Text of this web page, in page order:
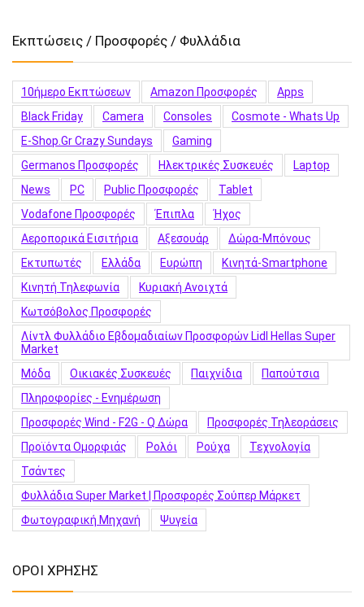
Εκπτώσεις / Προσφορές / Φυλλάδια
10ήμερο Εκπτώσεων Amazon Προσφορές
Apps
Black Friday
Camera Consoles
Cosmote - Whats Up
E-Shop.gr Crazy Sundays
Gaming
Germanos Προσφορές
Hλεκτρικές Συσκευές
Laptop
News
PC Public Προσφορές
Tablet
Vodafone Προσφορές
Έπιπλα
Ήχος
Αεροπορικά Εισιτήρια
Αξεσουάρ
Δώρα-Μπόνους
Εκτυπωτές
Ελλάδα Ευρώπη
Κινητά-Smartphone
Κινητή Τηλεφωνία
Κυριακή Ανοιχτά
Κωτσόβολος Προσφορές
Λίντλ Φυλλάδιο Εβδομαδιαίων Προσφορών Lidl Hellas Super
Market
Μόδα
Οικιακές Συσκευές Παιχνίδια
Παπούτσια
Πληροφορίες - Ενημέρωση
Προσφορές Wind - F2G - Q Δώρα
Προσφορές Τηλεοράσεις
Προϊόντα Ομορφιάς
Ρολόι Ρούχα
Τεχνολογία
Τσάντες
Φυλλάδια Super Market | Προσφορές Σούπερ Μάρκετ
Φωτογραφική Μηχανή
Ψυγεία
ΟΡΟΙ ΧΡΗΣΗΣ